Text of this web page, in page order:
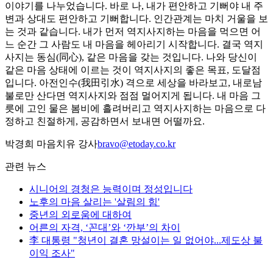
이야기를 나누었습니다. 바로 나, 내가 편안하고 기뻐야 내 주
변과 상대도 편안하고 기뻐합니다. 인간관계는 마치 거울을 보
는 것과 같습니다. 내가 먼저 역지사지하는 마음을 먹으면 어
느 순간 그 사람도 내 마음을 헤아리기 시작합니다. 결국 역지
사지는 동심(同心), 같은 마음을 갖는 것입니다. 나와 당신이
같은 마음 상태에 이르는 것이 역지사지의 좋은 목표, 도달점
입니다. 아전인수(我田引水) 격으로 세상을 바라보고, 내로남
불로만 산다면 역지사지와 점점 멀어지게 됩니다. 내 마음 그
릇에 고인 물은 봄비에 흘려버리고 역지사지하는 마음으로 다
정하고 친절하게, 공감하면서 보내면 어떨까요.
박경희 마음치유 강사bravo@etoday.co.kr
관련 뉴스
시니어의 경청은 능력이며 정성입니다
노후의 마음 살리는 '살림의 힘'
중년의 외로움에 대하여
어른의 자격, ‘꼰대’와 ‘깐부’의 차이
李 대통령 "청년이 결혼 망설이는 일 없어야...제도상 불
이익 조사"